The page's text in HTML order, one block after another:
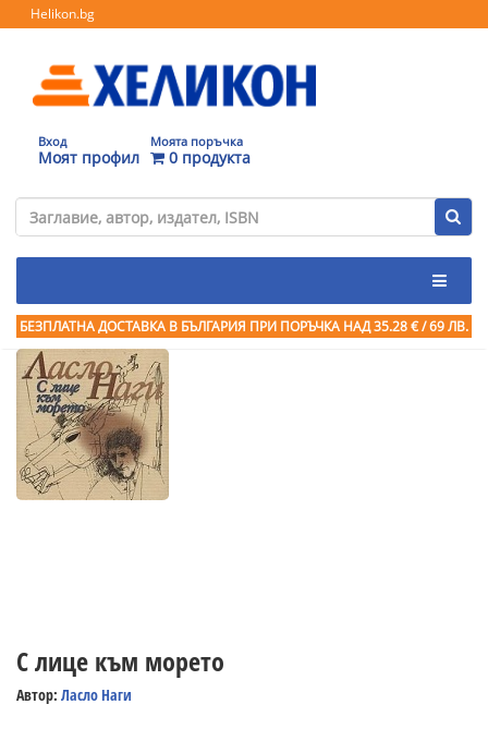
Helikon.bg
Вход
Моят профил
Моята поръчка
0 продукта
БЕЗПЛАТНА ДОСТАВКА В БЪЛГАРИЯ ПРИ ПОРЪЧКА НАД 35.28 € / 69 ЛВ.
С лице към морето
Автор: Ласло Наги